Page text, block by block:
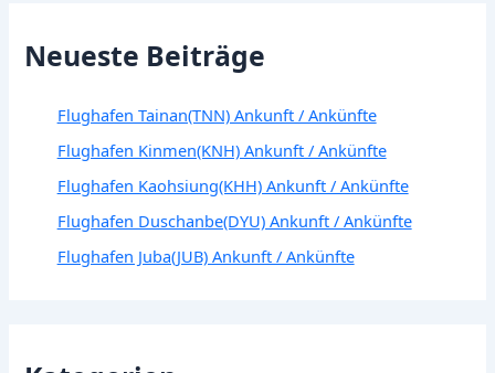
Neueste Beiträge
Flughafen Tainan(TNN) Ankunft / Ankünfte
Flughafen Kinmen(KNH) Ankunft / Ankünfte
Flughafen Kaohsiung(KHH) Ankunft / Ankünfte
Flughafen Duschanbe(DYU) Ankunft / Ankünfte
Flughafen Juba(JUB) Ankunft / Ankünfte